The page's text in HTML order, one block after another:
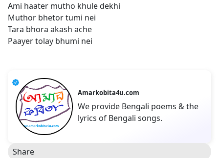
Ami haater mutho khule dekhi
Muthor bhetor tumi nei
Tara bhora akash ache
Paayer tolay bhumi nei
Amarkobita4u.com
We provide Bengali poems & the
lyrics of Bengali songs.
Share